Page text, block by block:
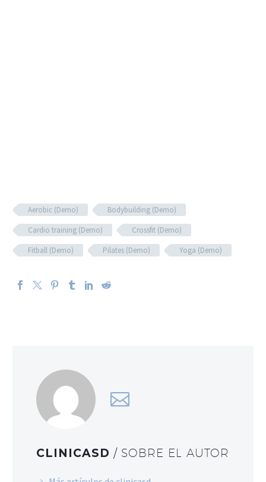
Aerobic (Demo)
Bodybuilding (Demo)
Cardio training (Demo)
Crossfit (Demo)
Fitball (Demo)
Pilates (Demo) Yoga (Demo)
CLINICASD / SOBRE EL AUTOR